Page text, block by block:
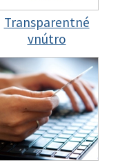
Transparentné
vnútro